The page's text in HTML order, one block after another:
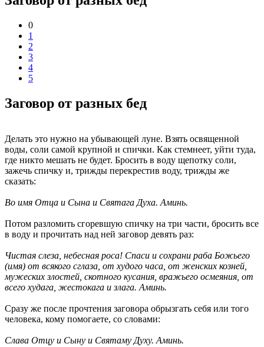
0
1
2
3
4
5
Заговор от разных бед
Делать это нужно на убывающей луне. Взять освященной
воды, соли самой крупной и спички. Как стемнеет, уйти туда,
где никто мешать не будет. Бросить в воду щепотку соли,
зажечь спичку и, трижды перекрестив воду, трижды же
сказать:
Во имя Отца и Сына и Святага Духа. Аминь.
Потом разломить сгоревшую спичку на три части, бросить все
в воду и прочитать над ней заговор девять раз:
Чистая слеза, небесная роса! Спаси и сохрани раба Божьего
(имя) от всякого сглаза, от худого часа, от женских козней,
мужеских злостей, скотного кусания, вражьего осмеяния, от
всего худага, жестокага и злага. Аминь.
Сразу же после прочтения заговора обрызгать себя или того
человека, кому помогаете, со словами:
Слава Отцу и Сыну и Святаму Духу. Аминь.